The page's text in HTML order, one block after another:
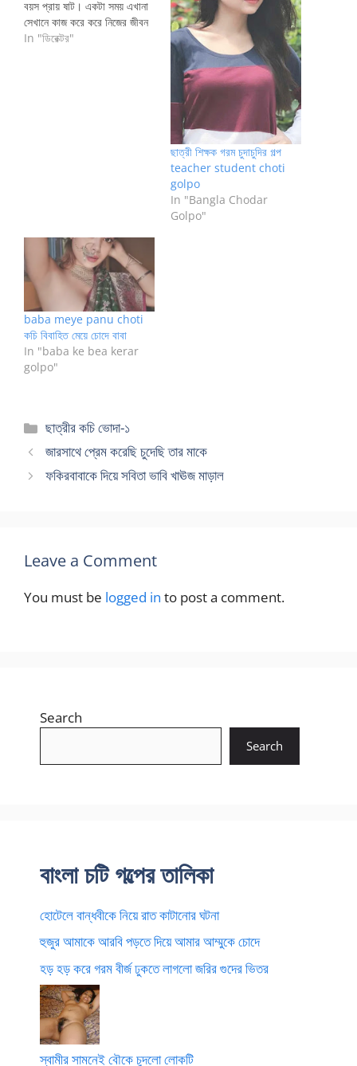
বয়স প্রায় ষাট। একটা সময় এখানা
সেখানে কাজ করে করে নিজের জীবন
গড়েছি। আর এখন নিজের আলাদা
In "ডিরেক্টর"
ছাত্রী শিক্ষক গরম চুদাচুদির গল্প
teacher student choti
golpo
In "Bangla Chodar
Golpo"
baba meye panu choti
কচি বিবাহিত মেয়ে চোদে বাবা
In "baba ke bea kerar
golpo"
Categories
ছাত্রীর কচি ভোদা-১
জারসাথে প্রেম করেছি চুদেছি তার মাকে
ফকিরবাবাকে দিয়ে সবিতা ভাবি খাঊজ মাড়াল
Leave a Comment
You must be logged in to post a comment.
Search
Search
বাংলা চটি গল্পের তালিকা
হোটেলে বান্ধবীকে নিয়ে রাত কাটানোর ঘটনা
হুজুর আমাকে আরবি পড়তে দিয়ে আমার আম্মুকে চোদে
হড় হড় করে গরম বীর্জ ঢুকতে লাগলো জরির গুদের ভিতর
স্বামীর সামনেই বৌকে চুদলো লোকটি